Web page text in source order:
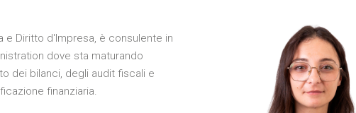
e Diritto d'Impresa, è consulente in
dove sta maturando
dei bilanci, degli audit fiscali e
finanziaria.